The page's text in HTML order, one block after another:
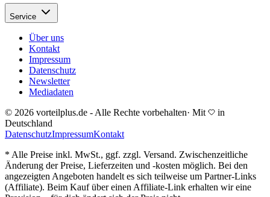
Service
Über uns
Kontakt
Impressum
Datenschutz
Newsletter
Mediadaten
© 2026 vorteilplus.de - Alle Rechte vorbehalten· Mit
in
Deutschland
DatenschutzImpressumKontakt
* Alle Preise inkl. MwSt., ggf. zzgl. Versand. Zwischenzeitliche
Änderung der Preise, Lieferzeiten und -kosten möglich. Bei den
angezeigten Angeboten handelt es sich teilweise um Partner-Links
(Affiliate). Beim Kauf über einen Affiliate-Link erhalten wir eine